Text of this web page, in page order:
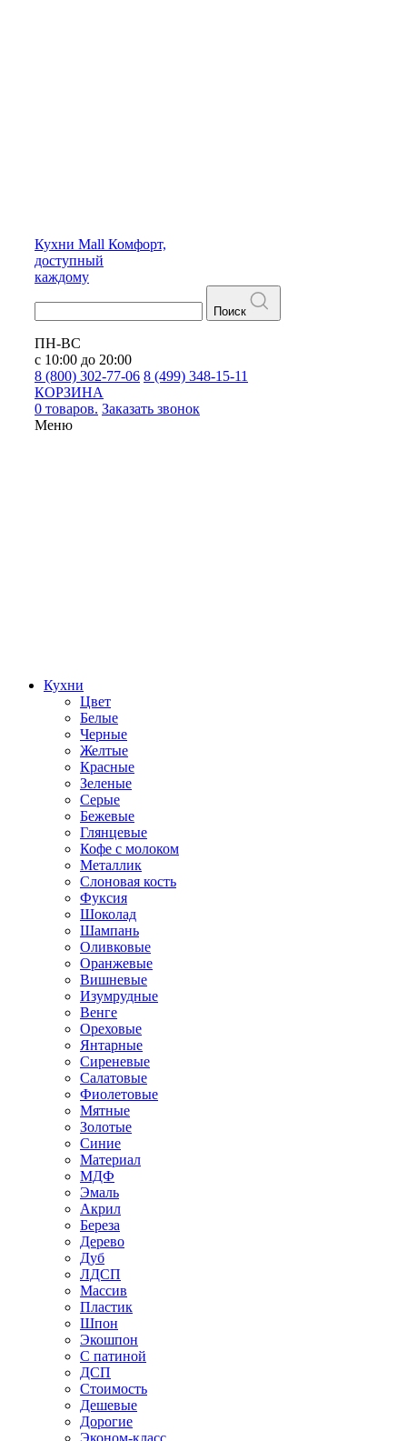
Кухни Mall Комфорт,
доступный
каждому
Поиск
ПН-ВС
с 10:00 до 20:00
8 (800) 302-77-06 8 (499) 348-15-11
КОРЗИНА
0 товаров. Заказать звонок
Меню
Кухни
Цвет
Белые
Черные
Желтые
Красные
Зеленые
Серые
Бежевые
Глянцевые
Кофе с молоком
Металлик
Слоновая кость
Фуксия
Шоколад
Шампань
Оливковые
Оранжевые
Вишневые
Изумрудные
Венге
Ореховые
Янтарные
Сиреневые
Салатовые
Фиолетовые
Мятные
Золотые
Синие
Материал
МДФ
Эмаль
Акрил
Береза
Дерево
Дуб
ЛДСП
Массив
Пластик
Шпон
Экошпон
С патиной
ДСП
Стоимость
Дешевые
Дорогие
Эконом-класс